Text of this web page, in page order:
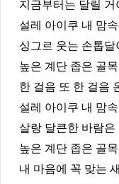
지금부터는 달릴 거
설레 아이쿠 내 맘
싱그르 웃는 손톱달
높은 계단 좁은 골
한 걸음 또 한 걸음
설레 아이쿠 내 맘
살랑 달큰한 바람은
높은 계단 좁은 골
내 마음에 꼭 맞는